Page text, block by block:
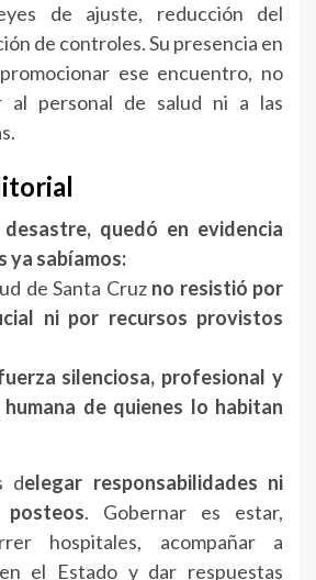
de ajuste, reducción del
de controles. Su presencia en
ese encuentro, no
al personal de salud ni a las
quedó en evidencia
ya sabíamos:
de Santa Cruz no resistió por
ni por recursos provistos
silenciosa, profesional y
de quienes lo habitan
delegar responsabilidades ni
. Gobernar es estar,
hospitales, acompañar a
el Estado y dar respuestas